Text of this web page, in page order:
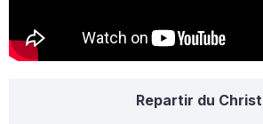
Repartir du Christ